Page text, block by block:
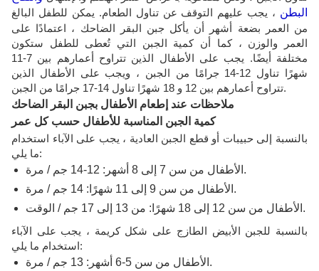
البطن ، يجب عليهم التوقف عن تناول الطعام. يمكن للطفل البالغ
من العمر بضعة أشهر أن يأكل جبن البقر الضاحك ، اعتمادًا على
العمر والوزن ، كما أن كمية الجبن التي تُعطى للطفل ستكون
مختلفة أيضًا. يجب على الأطفال الذين تتراوح أعمارهم بين 7-11
شهرًا تناول 12-14 جرامًا من الجبن ، ويجب على الأطفال الذين
تتراوح أعمارهم بين 12 و 18 شهرًا تناول 14-17 جرامًا من الجبن.
ملاحظات عند إطعام الأطفال بجبن البقر الضاحك
كمية الجبن المناسبة للأطفال حسب كل عمر
بالنسبة إلى حبيبات أو قطع الجبن العادية ، يجب على الآباء استخدام
ما يلي:
الأطفال من سن 7 إلى 8 أشهر: 12-14 جم / مرة.
الأطفال من سن 9 إلى 11 شهرًا: 14 جم / مرة.
الأطفال من سن 12 إلى 18 شهرًا: من 13 إلى 17 جم / الوقت.
بالنسبة للجبن الأبيض الطازج على شكل كريمة ، يجب على الآباء
استخدام ما يلي:
الأطفال من سن 5-6 أشهر: 13 جم / مرة.